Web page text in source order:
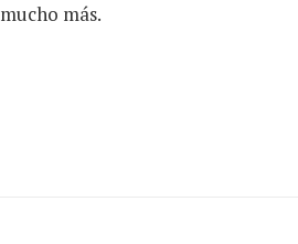
mucho más.